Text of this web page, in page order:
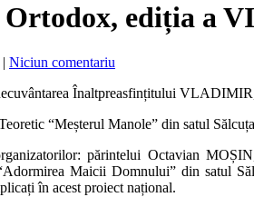
ediția a
| Niciun comentariu
Înaltpreasfințitului
“Meșterul Manole” din satul
părintelui Octavian
Maicii Domnului” din satul
în acest proiect național.